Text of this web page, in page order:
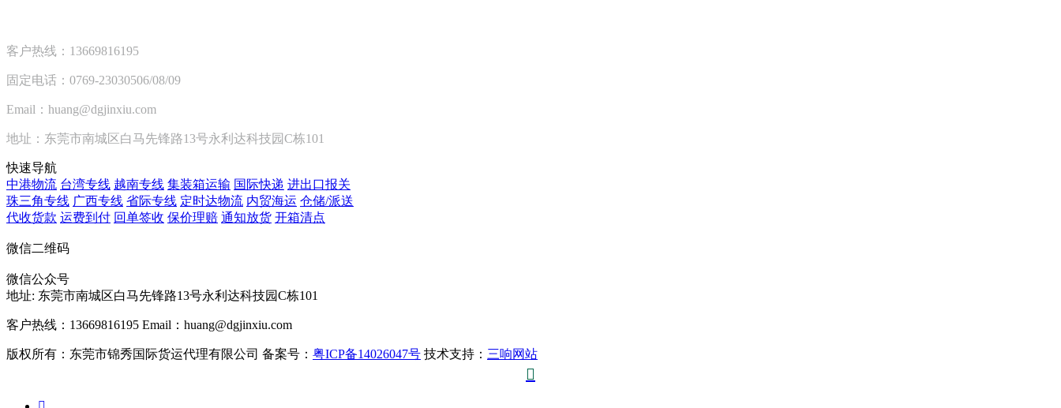
客户热线：13669816195
固定电话：0769-23030506/08/09
Email：huang@dgjinxiu.com
地址：东莞市南城区白马先锋路13号永利达科技园C栋101
快速导航
中港物流 台湾专线 越南专线 集装箱运输 国际快递 进出口报关
珠三角专线 广西专线 省际专线 定时达物流 内贸海运 仓储/派送
代收货款 运费到付 回单签收 保价理赔 通知放货 开箱清点
微信二维码
微信公众号
地址: 东莞市南城区白马先锋路13号永利达科技园C栋101
客户热线：13669816195 Email：huang@dgjinxiu.com
版权所有：东莞市锦秀国际货运代理有限公司 备案号： 粤ICP备14026047号 技术支持： 三响网站
